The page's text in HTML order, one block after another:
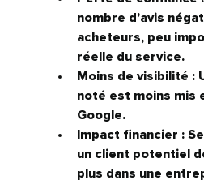
nombre d’avis
acheteurs, peu
réelle du service.
Moins de visibilité :
noté est moins mis
Google.
Impact financier :
un client potentiel
plus dans une